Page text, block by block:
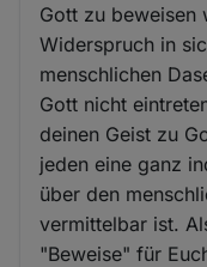
Gott zu beweisen
Widerspruch in
menschlichen
Gott nicht
deinen Geist zu
jeden eine ganz
über den
vermittelbar ist.
"Beweise" für